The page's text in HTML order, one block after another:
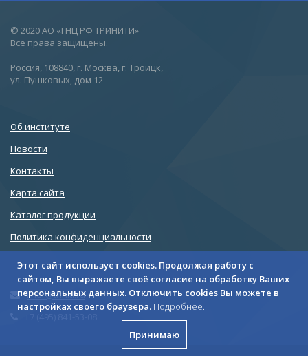
Этот сайт использует cookies. Продолжая работу с
сайтом, Вы выражаете своё согласие на обработку Ваших
персональных данных. Отключить cookies Вы можете в
настройках своего браузера. Подробнее...
Принимаю
© 2020 АО «ГНЦ РФ ТРИНИТИ»
Все права защищены.
Россия, 108840, г. Москва, г. Троицк,
ул. Пушковых, дом 12
Об институте
Новости
Контакты
Карта сайта
Каталог продукции
Политика конфиденциальности
liner@triniti.ru